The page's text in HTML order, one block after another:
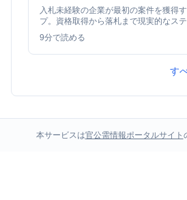
入札未経験の企業が最初の案件を獲得
プ。資格取得から落札まで現実的なステ
9分で読める
す
本サービスは官公需情報ポータルサイト